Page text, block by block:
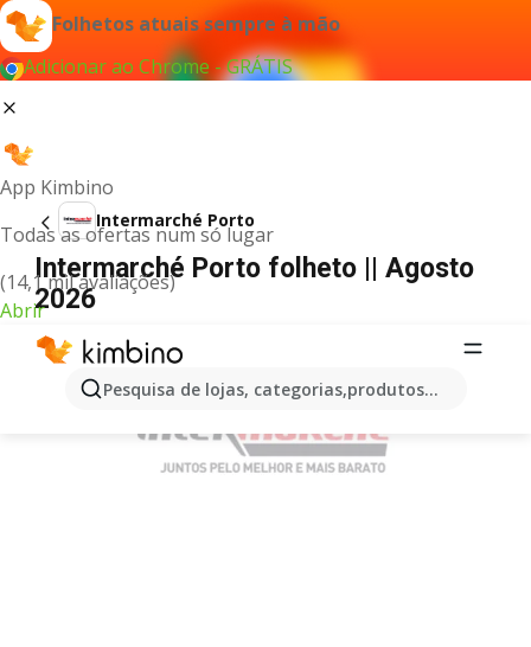
Folhetos atuais sempre à mão
Adicionar ao Chrome - GRÁTIS
App Kimbino
Todas as ofertas num só lugar
(14,1 mil avaliações)
Abrir
Pesquisa de lojas, categorias,produtos...
Intermarché Porto
Intermarché Porto folheto || Agosto
2026